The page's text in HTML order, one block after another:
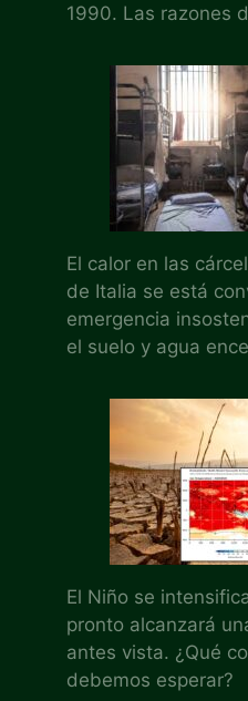
1990. Las razones
El calor en las
de Italia se está
emergencia
el suelo y agua
El Niño se
pronto alcanzará
antes vista. ¿Qué
debemos esperar?